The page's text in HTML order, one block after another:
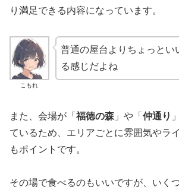
り満足できる内容になっています。
こもれ
普通の屋台よりちょっとい
る感じだよね
また、会場が「 福徳の森 」や「 仲通り
ているため、エリアごとに雰囲気やラ
もポイントです。
その場で食べるのもいいですが、いく